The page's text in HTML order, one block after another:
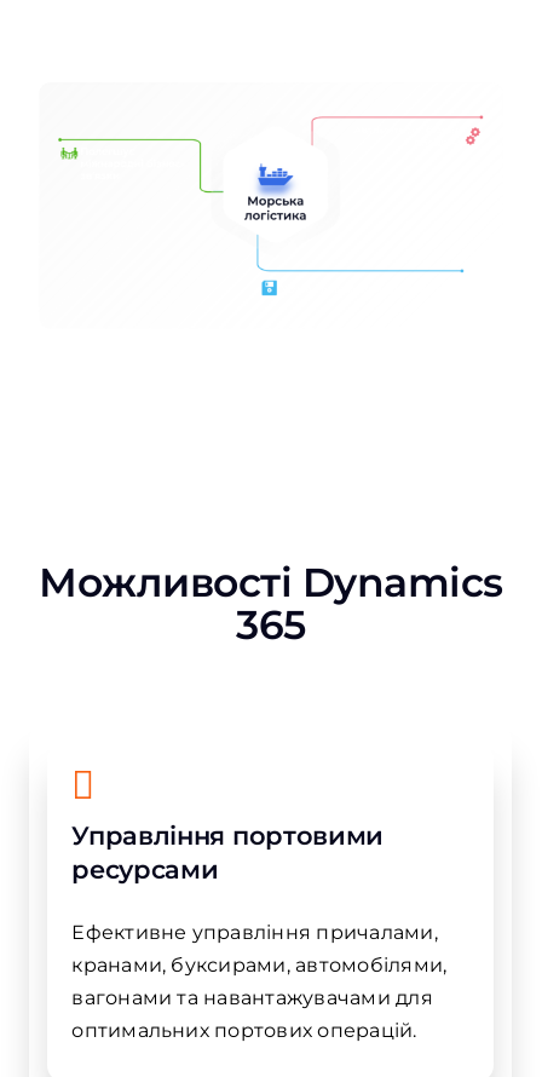
Можливості Dynamics
365
Управління портовими
ресурсами
Ефективне управління причалами,
кранами, буксирами, автомобілями,
вагонами та навантажувачами для
оптимальних портових операцій.